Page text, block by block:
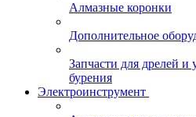
Алмазные коронки
Дополнительное
Запчасти для дрелей и
бурения
Электроинструмент